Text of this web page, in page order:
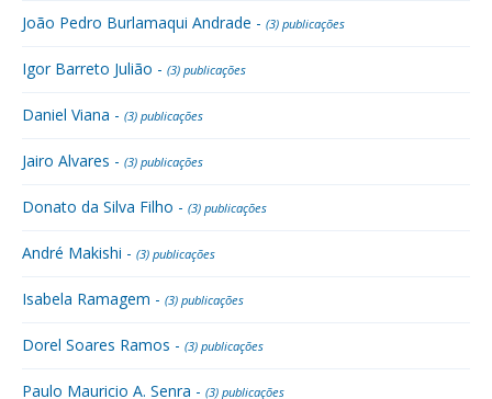
João Pedro Burlamaqui Andrade - (3) publicações
Igor Barreto Julião - (3) publicações
Daniel Viana - (3) publicações
Jairo Alvares - (3) publicações
Donato da Silva Filho - (3) publicações
André Makishi - (3) publicações
Isabela Ramagem - (3) publicações
Dorel Soares Ramos - (3) publicações
Paulo Mauricio A. Senra - (3) publicações